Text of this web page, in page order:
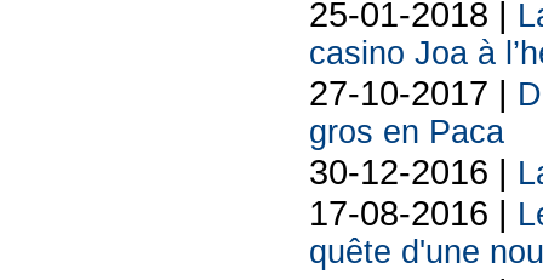
25-01-2018 |
casino Joa à
27-10-2017 |
gros en Paca
30-12-2016 |
17-08-2016 |
quête d'une